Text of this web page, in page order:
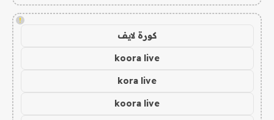
!
كورة لايف
koora live
kora live
koora live